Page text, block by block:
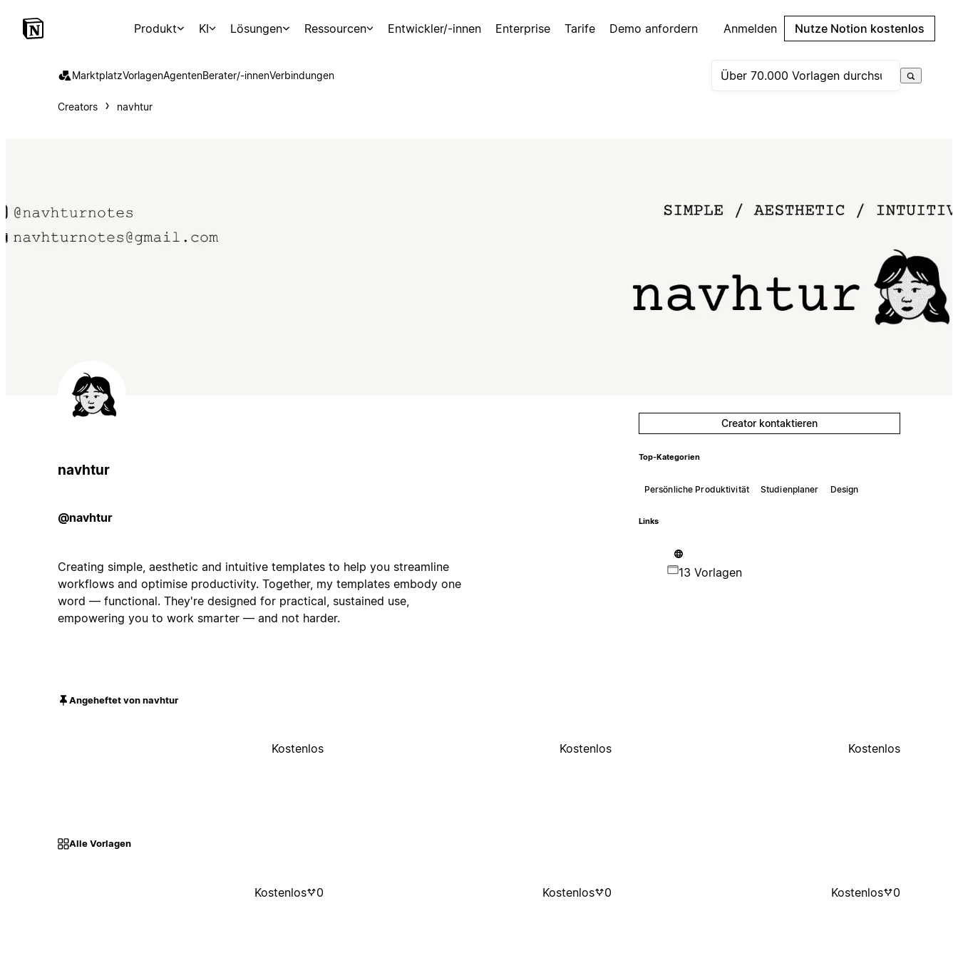
Produkt KI Lösungen Ressourcen Entwickler/-innen Enterprise Tarife Demo anfordern Anmelden Nutze Notion kostenlos
MarktplatzVorlagenAgentenBerater/-innenVerbindungen
Creators navhtur
navhtur
@navhtur
Creating simple, aesthetic and intuitive templates to help you streamline
workflows and optimise productivity. Together, my templates embody one
word — functional. They're designed for practical, sustained use,
empowering you to work smarter — and not harder.
Creator kontaktieren
Top-Kategorien
Persönliche Produktivität Studienplaner Design
Links
13 Vorlagen
Angeheftet von navhtur
Kostenlos Kostenlos Kostenlos
Alle Vorlagen
Kostenlos 0 Kostenlos 0 Kostenlos 0